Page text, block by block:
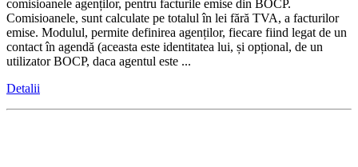
comisioanele agenților, pentru facturile emise din BOCP.
Comisioanele, sunt calculate pe totalul în lei fără TVA, a facturilor
emise. Modulul, permite definirea agenților, fiecare fiind legat de un
contact în agendă (aceasta este identitatea lui, și opțional, de un
utilizator BOCP, daca agentul este ...
Detalii